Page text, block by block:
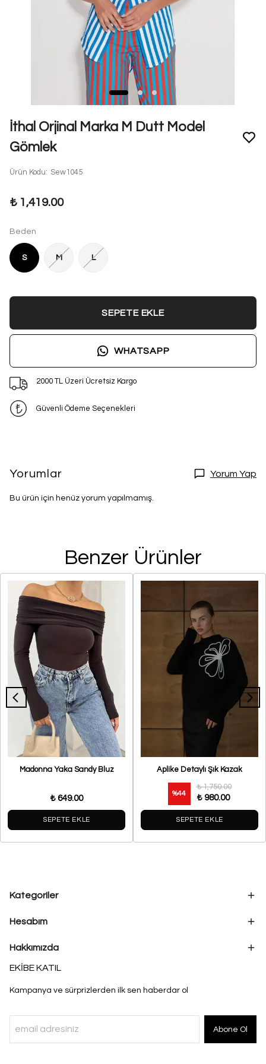
İthal Orjinal Marka M Dutt Model
Gömlek
Ürün Kodu: Sew1045
₺ 1,419.00
Beden
S M L
SEPETE EKLE
WHATSAPP
2000 TL Üzeri Ücretsiz Kargo
Güvenli Ödeme Seçenekleri
Yorumlar Yorum Yap
Bu ürün için henüz yorum yapılmamış.
Benzer Ürünler
Madonna Yaka Sandy Bluz
₺ 649.00
SEPETE EKLE
Aplike Detaylı Şık Kazak
%44
₺ 1,750.00
₺ 980.00
SEPETE EKLE
Kategoriler
Hesabım
Hakkımızda
EKİBE KATIL
Kampanya ve sürprizlerden ilk sen haberdar ol
Abone Ol